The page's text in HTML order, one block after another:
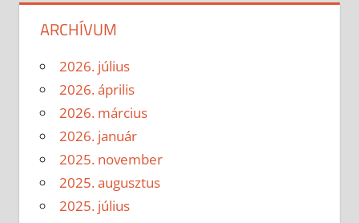
ARCHÍVUM
2026. július
2026. április
2026. március
2026. január
2025. november
2025. augusztus
2025. július